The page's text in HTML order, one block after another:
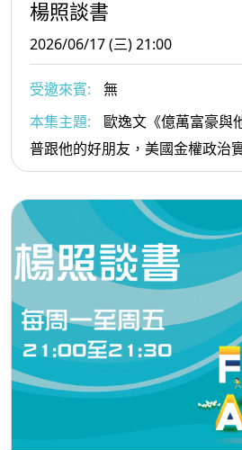
楊照談書
2026/06/17 (三) 21:00
受邀來賓:
無
本集主題:
歐逸文《億萬富豪與
普跟他的好朋友，美國金權政治